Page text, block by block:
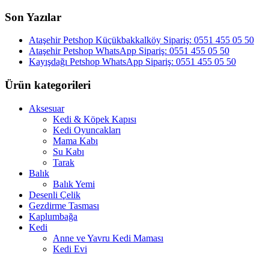
Son Yazılar
Ataşehir Petshop Küçükbakkalköy Sipariş: 0551 455 05 50
Ataşehir Petshop WhatsApp Sipariş: 0551 455 05 50
Kayışdağı Petshop WhatsApp Sipariş: 0551 455 05 50
Ürün kategorileri
Aksesuar
Kedi & Köpek Kapısı
Kedi Oyuncakları
Mama Kabı
Su Kabı
Tarak
Balık
Balık Yemi
Desenli Çelik
Gezdirme Tasması
Kaplumbağa
Kedi
Anne ve Yavru Kedi Maması
Kedi Evi